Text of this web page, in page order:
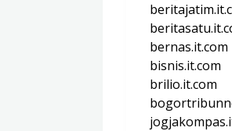
bernas.it.com
bisnis.it.com
brilio.it.com